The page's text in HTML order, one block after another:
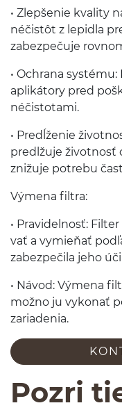
• Zlepše­nie kval­ity
néčistôt z lep­idla
zabezpečuje
• Ochrana
apliká­tory pred
néčistotami.
• Predĺženie
predlžuje živ­ot­nosť
znižuje potrebu
Výmena fil­tra:
• Pravidel­nosť:
vať a vymieňať
zabezpečila jeho
• Návod: Výmena
možno ju vykonať
zariadenia.
Pozri